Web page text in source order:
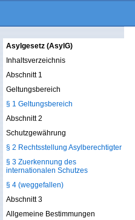
Asylgesetz (AsylG)
Inhaltsverzeichnis
Abschnitt 1
Geltungsbereich
§ 1 Geltungsbereich
Abschnitt 2
Schutzgewährung
§ 2 Rechtsstellung Asylberechtigter
§ 3 Zuerkennung des
internationalen Schutzes
§ 4 (weggefallen)
Abschnitt 3
Allgemeine Bestimmungen